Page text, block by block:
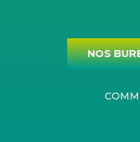
NOS